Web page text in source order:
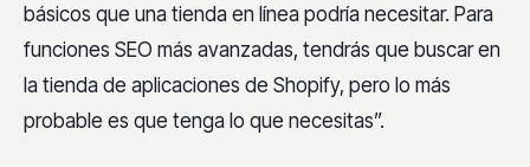
básicos que una tienda en línea podría necesitar. Para
funciones SEO más avanzadas, tendrás que buscar en
la tienda de aplicaciones de Shopify, pero lo más
probable es que tenga lo que necesitas”.